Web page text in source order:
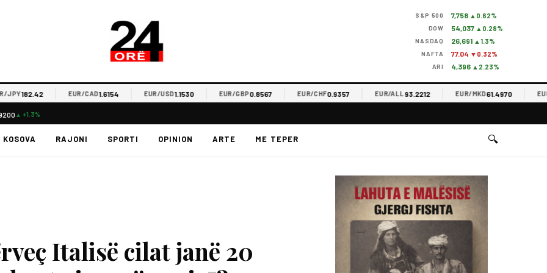
S&P 500 7,758 ▲0.62%
DOW 54,037 ▲0.28%
NASDAQ 26,691 ▲1.3%
NAFTA 77.04 ▼0.32%
ARI 4,396 ▲2.23%
182.42 EUR/CAD1.6154 EUR/USD1.1530 EUR/GBP0.8567 EUR/CHF0.9357 EUR/ALL93.2212 EUR/MKD61.4970 EUR/
▲ +1.3%
KOSOVA RAJONI SPORTI OPINION ARTE ME TEPER 🔍
Italisë cilat janë 20